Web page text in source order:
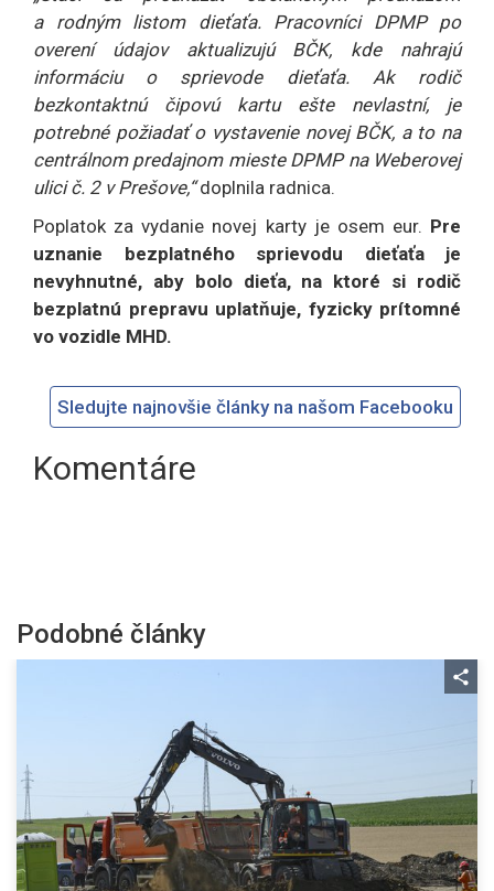
a rodným listom dieťaťa. Pracovníci DPMP po
overení údajov aktualizujú BČK, kde nahrajú
informáciu o sprievode dieťaťa. Ak rodič
bezkontaktnú čipovú kartu ešte nevlastní, je
potrebné požiadať o vystavenie novej BČK, a to na
centrálnom predajnom mieste DPMP na Weberovej
ulici č. 2 v Prešove,“doplnila radnica.
Poplatok za vydanie novej karty je osem eur. Pre
uznanie bezplatného sprievodu dieťaťa je
nevyhnutné, aby bolo dieťa, na ktoré si rodič
bezplatnú prepravu uplatňuje, fyzicky prítomné
vo vozidle MHD.
Sledujte najnovšie články na našom Facebooku
Komentáre
Podobné články